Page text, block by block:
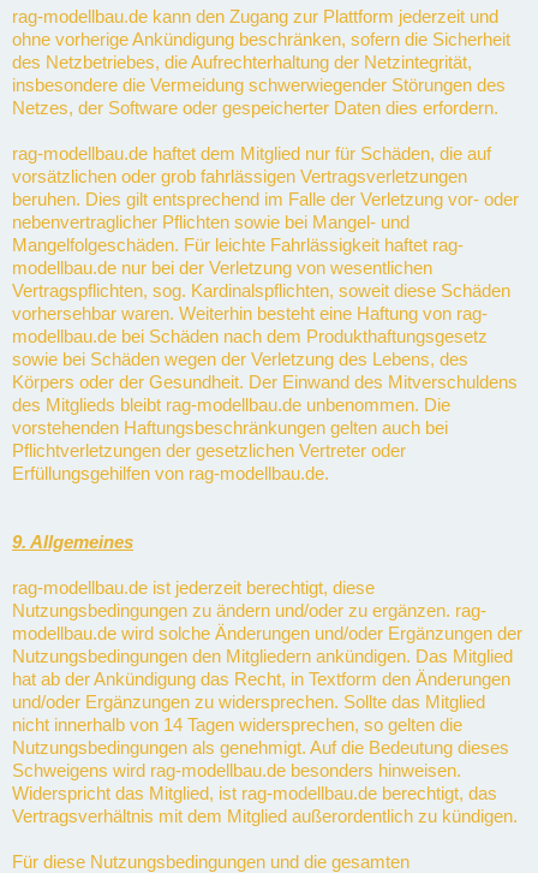
rag-modellbau.de kann den Zugang zur Plattform jederzeit und
ohne vorherige Ankündigung beschränken, sofern die Sicherheit
des Netzbetriebes, die Aufrechterhaltung der Netzintegrität,
insbesondere die Vermeidung schwerwiegender Störungen des
Netzes, der Software oder gespeicherter Daten dies erfordern.
rag-modellbau.de haftet dem Mitglied nur für Schäden, die auf
vorsätzlichen oder grob fahrlässigen Vertragsverletzungen
beruhen. Dies gilt entsprechend im Falle der Verletzung vor- oder
nebenvertraglicher Pflichten sowie bei Mangel- und
Mangelfolgeschäden. Für leichte Fahrlässigkeit haftet rag-
modellbau.de nur bei der Verletzung von wesentlichen
Vertragspflichten, sog. Kardinalspflichten, soweit diese Schäden
vorhersehbar waren. Weiterhin besteht eine Haftung von rag-
modellbau.de bei Schäden nach dem Produkthaftungsgesetz
sowie bei Schäden wegen der Verletzung des Lebens, des
Körpers oder der Gesundheit. Der Einwand des Mitverschuldens
des Mitglieds bleibt rag-modellbau.de unbenommen. Die
vorstehenden Haftungsbeschränkungen gelten auch bei
Pflichtverletzungen der gesetzlichen Vertreter oder
Erfüllungsgehilfen von rag-modellbau.de.
9. Allgemeines
rag-modellbau.de ist jederzeit berechtigt, diese
Nutzungsbedingungen zu ändern und/oder zu ergänzen. rag-
modellbau.de wird solche Änderungen und/oder Ergänzungen der
Nutzungsbedingungen den Mitgliedern ankündigen. Das Mitglied
hat ab der Ankündigung das Recht, in Textform den Änderungen
und/oder Ergänzungen zu widersprechen. Sollte das Mitglied
nicht innerhalb von 14 Tagen widersprechen, so gelten die
Nutzungsbedingungen als genehmigt. Auf die Bedeutung dieses
Schweigens wird rag-modellbau.de besonders hinweisen.
Widerspricht das Mitglied, ist rag-modellbau.de berechtigt, das
Vertragsverhältnis mit dem Mitglied außerordentlich zu kündigen.
Für diese Nutzungsbedingungen und die gesamten